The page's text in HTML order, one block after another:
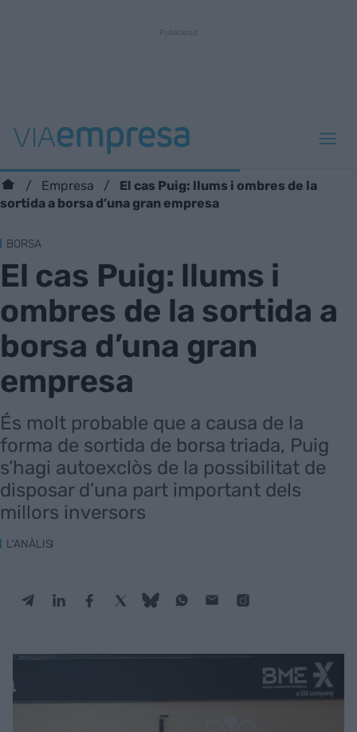
Empresa
El cas Puig: llums i ombres de la
sortida a borsa d’una gran empresa
BORSA
El cas Puig: llums i
ombres de la sortida a
borsa d’una gran
empresa
És molt probable que a causa de la
forma de sortida de borsa triada, Puig
s’hagi autoexclòs de la possibilitat de
disposar d’una part important dels
millors inversors
L'ANÀLISI